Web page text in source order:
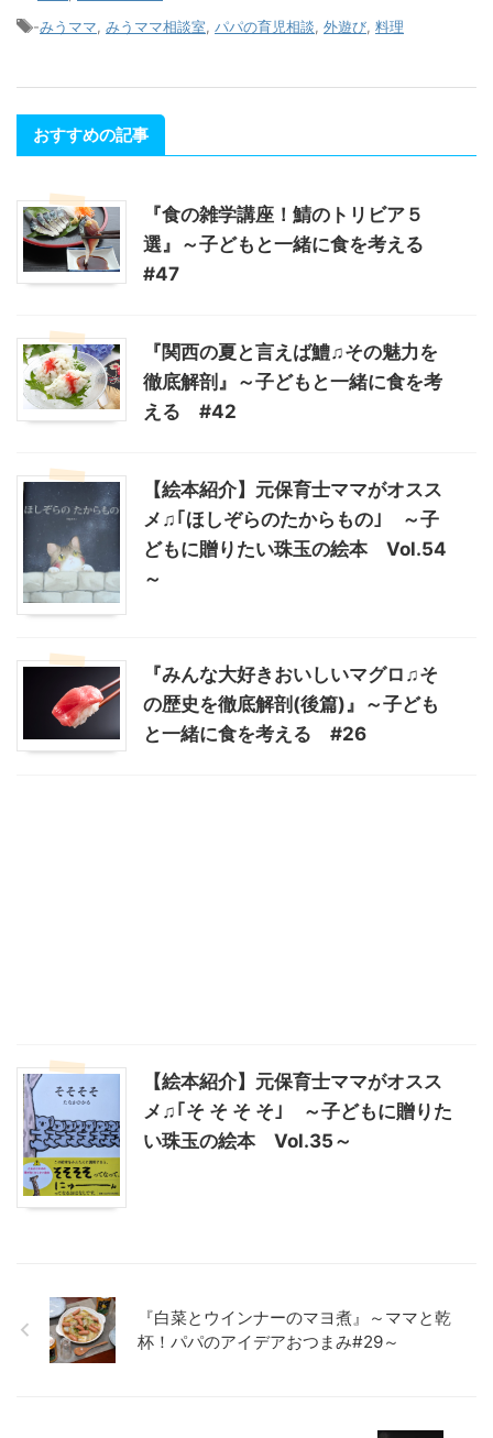
-みうママ, みうママ相談室, パパの育児相談, 外遊び, 料理
おすすめの記事
『食の雑学講座！鯖のトリビア５
選』～子どもと一緒に食を考える
#47
『関西の夏と言えば鱧♫その魅力を
徹底解剖』～子どもと一緒に食を考
える #42
【絵本紹介】元保育士ママがオスス
メ♫｢ほしぞらのたからもの｣ ～子
どもに贈りたい珠玉の絵本 Vol.54
～
『みんな大好きおいしいマグロ♫そ
の歴史を徹底解剖(後篇)』～子ども
と一緒に食を考える #26
【絵本紹介】元保育士ママがオスス
メ♫｢そ そ そ そ｣ ～子どもに贈りた
い珠玉の絵本 Vol.35～
『白菜とウインナーのマヨ煮』～ママと乾
杯！パパのアイデアおつまみ#29～